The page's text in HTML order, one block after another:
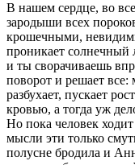
В нашем сердце, во
зародыши всех
крошечными,
проникает солнечный
и ты сворачиваешь
поворот и решает все:
разбухает, пускает
кровью, а тогда уж
Но пока человек
мысли эти только
полусне бродила и